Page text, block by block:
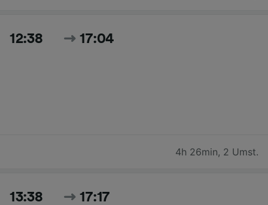
12:38 17:04
4h 26min, 2 Umst.
13:38 17:17